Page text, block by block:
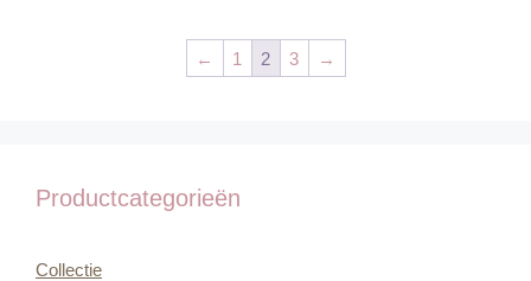
← 1 2 3 →
Productcategorieën
Collectie